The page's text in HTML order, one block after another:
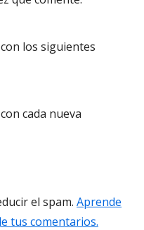
los siguientes
cada nueva
el spam. Aprende
tus comentarios.